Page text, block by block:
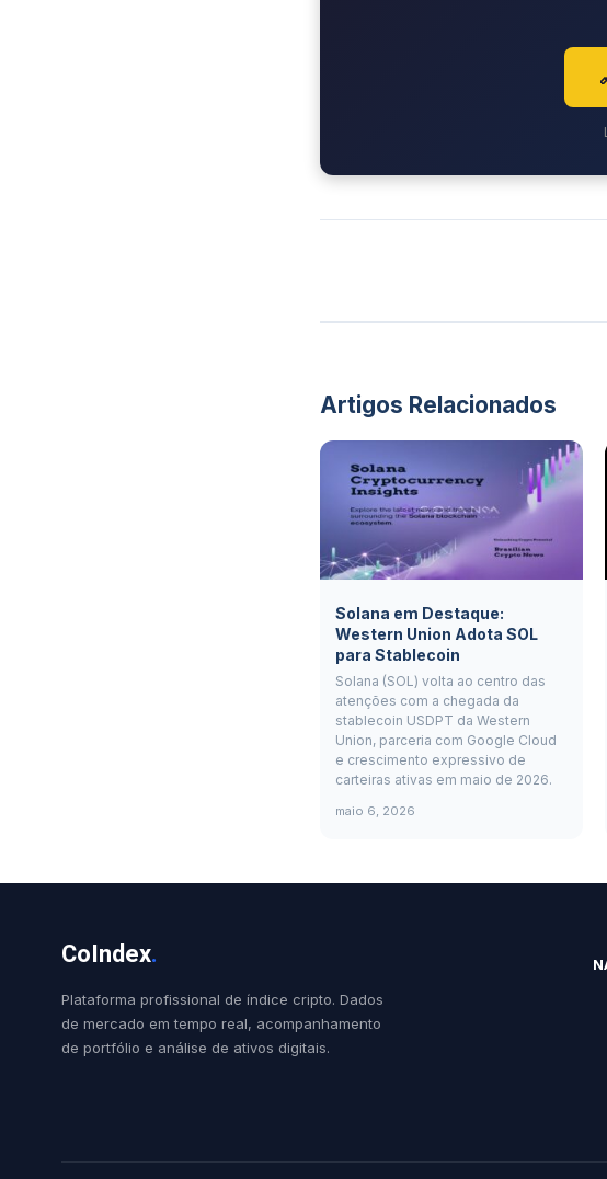
Artigos Relacionados
Solana em Destaque:
Western Union Adota SOL
para Stablecoin
Solana (SOL) volta ao centro das
atenções com a chegada da
stablecoin USDPT da Western
Union, parceria com Google Cloud
e crescimento expressivo de
carteiras ativas em maio de 2026.
maio 6, 2026
CoIndex.
Plataforma profissional de índice cripto. Dados
de mercado em tempo real, acompanhamento
de portfólio e análise de ativos digitais.